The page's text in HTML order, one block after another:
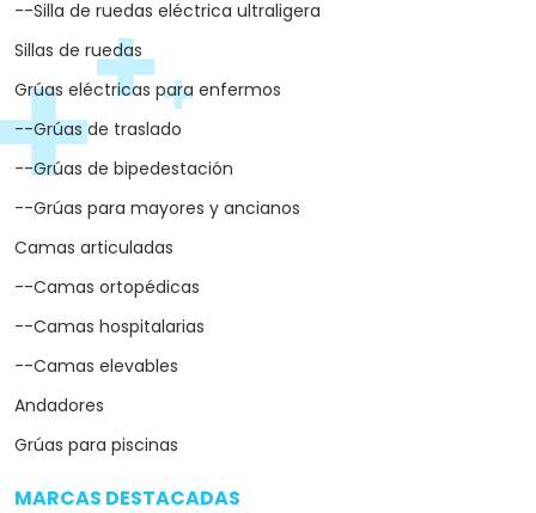
--Silla de ruedas eléctrica ultraligera
Sillas de ruedas
Grúas eléctricas para enfermos
--Grúas de traslado
--Grúas de bipedestación
--Grúas para mayores y ancianos
Camas articuladas
--Camas ortopédicas
--Camas hospitalarias
--Camas elevables
Andadores
Grúas para piscinas
MARCAS DESTACADAS